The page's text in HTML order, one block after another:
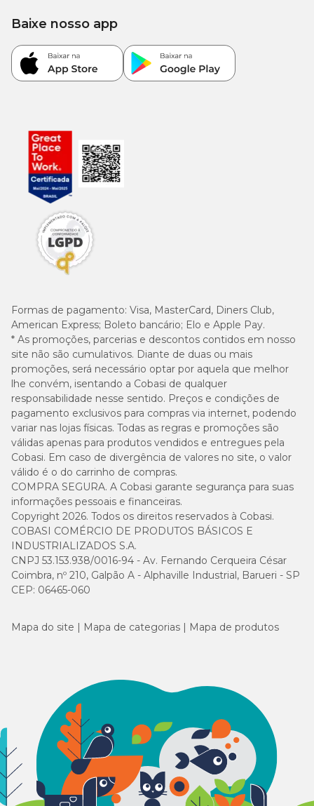
Formas de pagamento: Visa, MasterCard, Diners Club,
American Express; Boleto bancário; Elo e Apple Pay.
* As promoções, parcerias e descontos contidos em nosso
site não são cumulativos. Diante de duas ou mais
promoções, será necessário optar por aquela que melhor
lhe convém, isentando a Cobasi de qualquer
responsabilidade nesse sentido. Preços e condições de
pagamento exclusivos para compras via internet, podendo
variar nas lojas físicas. Todas as regras e promoções são
válidas apenas para produtos vendidos e entregues pela
Cobasi. Em caso de divergência de valores no site, o valor
válido é o do carrinho de compras.
COMPRA SEGURA. A Cobasi garante segurança para suas
informações pessoais e financeiras.
Copyright 2026. Todos os direitos reservados à Cobasi.
COBASI COMÉRCIO DE PRODUTOS BÁSICOS E
INDUSTRIALIZADOS S.A.
CNPJ 53.153.938/0016-94 - Av. Fernando Cerqueira César
Coimbra, nº 210, Galpão A - Alphaville Industrial, Barueri - SP
CEP: 06465-060
Baixe nosso app
Mapa do site Mapa de categorias Mapa de produtos